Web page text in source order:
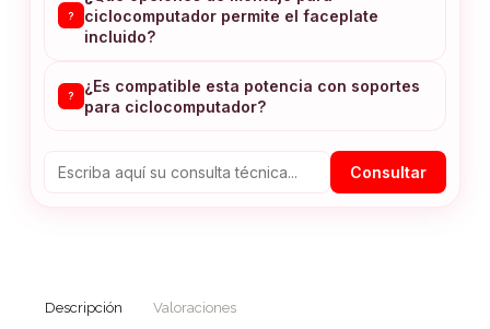
?
ciclocomputador permite el faceplate
incluido?
?
¿Es compatible esta potencia con soportes
para ciclocomputador?
Consultar
Descripción Valoraciones